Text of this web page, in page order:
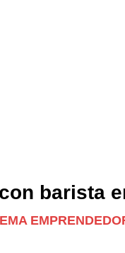
barista